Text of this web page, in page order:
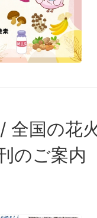
/ 全国の花
のご案内